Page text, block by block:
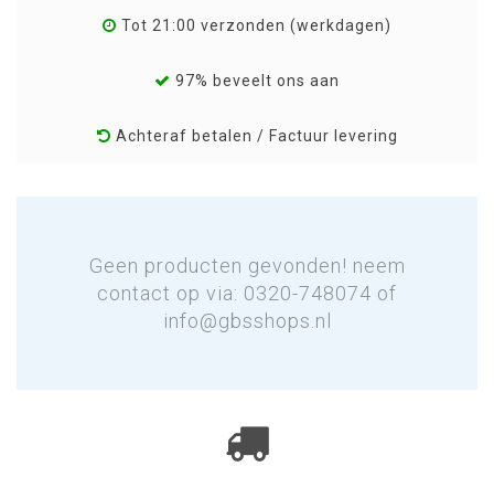
Tot 21:00 verzonden (werkdagen)
97% beveelt ons aan
Achteraf betalen / Factuur levering
Geen producten gevonden! neem
contact op via: 0320-748074 of
info@gbsshops.nl